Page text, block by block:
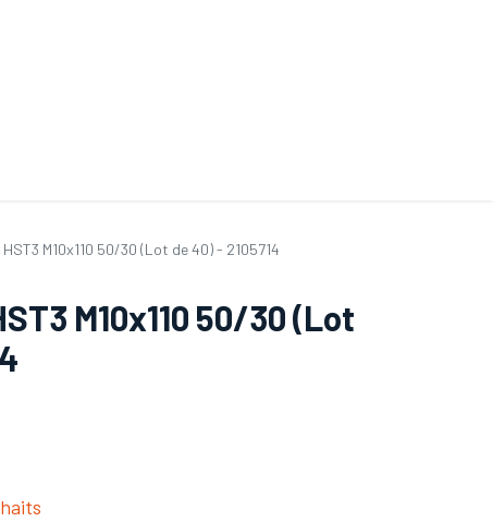
M10x110 50/30 (Lot de 40) - 2105714
M10x110 50/30 (Lot